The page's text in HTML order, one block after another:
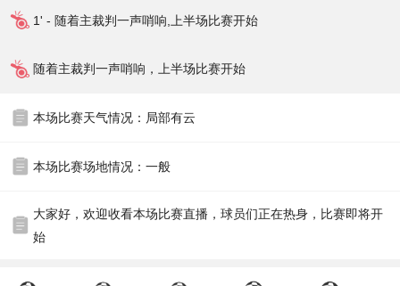
1' - 随着主裁判一声哨响,上半场比赛开始
随着主裁判一声哨响，上半场比赛开始
本场比赛天气情况：局部有云
本场比赛场地情况：一般
大家好，欢迎收看本场比赛直播，球员们正在热身，比赛即将开
始